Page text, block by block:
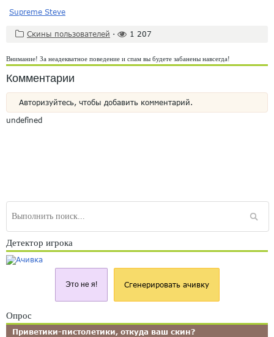
Supreme Steve
Скины пользователей · 1 207
Внимание! За неадекватное поведение и спам вы будете забанены навсегда!
Комментарии
Авторизуйтесь, чтобы добавить комментарий.
undefined
Детектор игрока
Это не я! Сгенерировать ачивку
Опрос
Приветики-пистолетики, откуда ваш скин?